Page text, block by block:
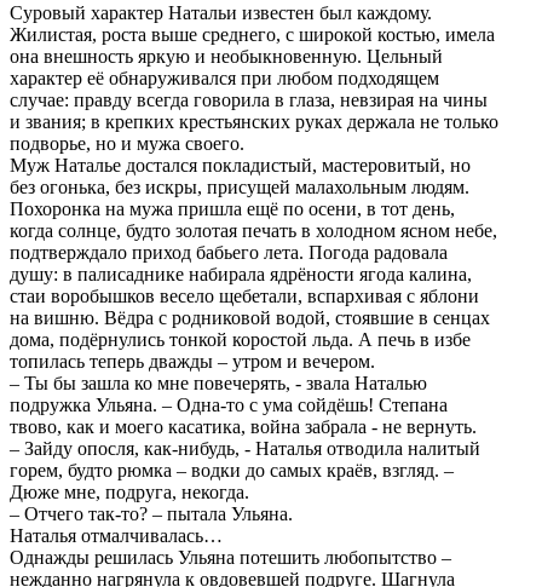
Суровый характер Натальи известен был каждому.
Жилистая, роста выше среднего, с широкой костью, имела
она внешность яркую и необыкновенную. Цельный
характер её обнаруживался при любом подходящем
случае: правду всегда говорила в глаза, невзирая на чины
и звания; в крепких крестьянских руках держала не только
подворье, но и мужа своего.
Муж Наталье достался покладистый, мастеровитый, но
без огонька, без искры, присущей малахольным людям.
Похоронка на мужа пришла ещё по осени, в тот день,
когда солнце, будто золотая печать в холодном ясном небе,
подтверждало приход бабьего лета. Погода радовала
душу: в палисаднике набирала ядрёности ягода калина,
стаи воробышков весело щебетали, вспархивая с яблони
на вишню. Вёдра с родниковой водой, стоявшие в сенцах
дома, подёрнулись тонкой коростой льда. А печь в избе
топилась теперь дважды – утром и вечером.
– Ты бы зашла ко мне повечерять, - звала Наталью
подружка Ульяна. – Одна-то с ума сойдёшь! Степана
твово, как и моего касатика, война забрала - не вернуть.
– Зайду опосля, как-нибудь, - Наталья отводила налитый
горем, будто рюмка – водки до самых краёв, взгляд. –
Дюже мне, подруга, некогда.
– Отчего так-то? – пытала Ульяна.
Наталья отмалчивалась…
Однажды решилась Ульяна потешить любопытство –
нежданно нагрянула к овдовевшей подруге. Шагнула